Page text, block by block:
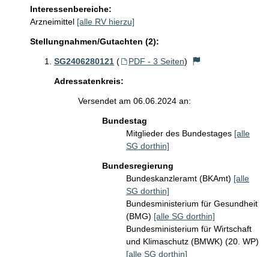
Interessenbereiche:
Arzneimittel [alle RV hierzu]
Stellungnahmen/Gutachten (2):
SG2406280121 ( PDF - 3 Seiten)
Adressatenkreis:
Versendet am 06.06.2024 an:
Bundestag
Mitglieder des Bundestages [alle
SG dorthin]
Bundesregierung
Bundeskanzleramt (BKAmt) [alle
SG dorthin]
Bundesministerium für Gesundheit
(BMG) [alle SG dorthin]
Bundesministerium für Wirtschaft
und Klimaschutz (BMWK) (20. WP)
[alle SG dorthin]